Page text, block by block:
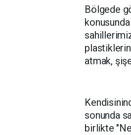
Bölgede
atmak,
sonunda
birlikte